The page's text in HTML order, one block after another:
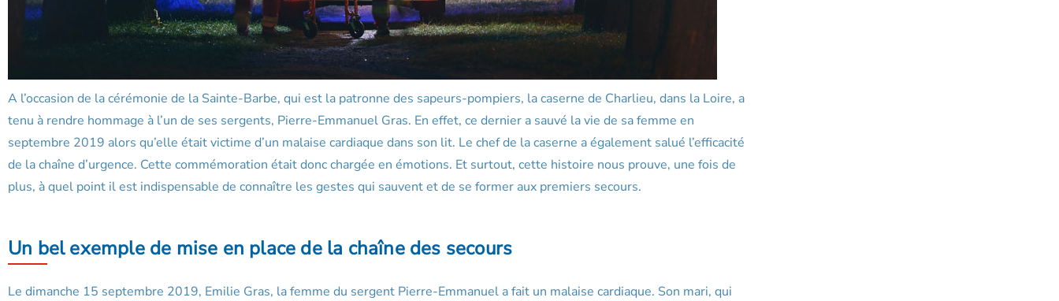
A l’occasion de la cérémonie de la Sainte-Barbe, qui est la patronne des sapeurs-pompiers, la caserne de Charlieu, dans la Loire, a
tenu à rendre hommage à l’un de ses sergents, Pierre-Emmanuel Gras. En effet, ce dernier a sauvé la vie de sa femme en
septembre 2019 alors qu’elle était victime d’un malaise cardiaque dans son lit. Le chef de la caserne a également salué l’efficacité
de la chaîne d’urgence. Cette commémoration était donc chargée en émotions. Et surtout, cette histoire nous prouve, une fois de
plus, à quel point il est indispensable de connaître les gestes qui sauvent et de se former aux premiers secours.
Un bel exemple de mise en place de la chaîne des secours
Le dimanche 15 septembre 2019, Emilie Gras, la femme du sergent Pierre-Emmanuel a fait un malaise cardiaque. Son mari, qui